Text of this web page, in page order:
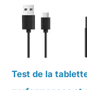
Test de la